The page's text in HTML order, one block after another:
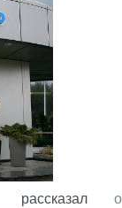
рассказал о